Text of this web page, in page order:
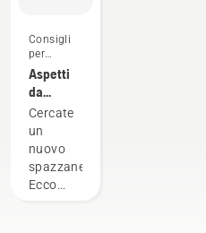
Consigli
per
l'acquisto
Aspetti
da
considerare
per
l'acquisto
di uno
spazzaneve
Cercate
un
nuovo
spazzaneve?
Ecco